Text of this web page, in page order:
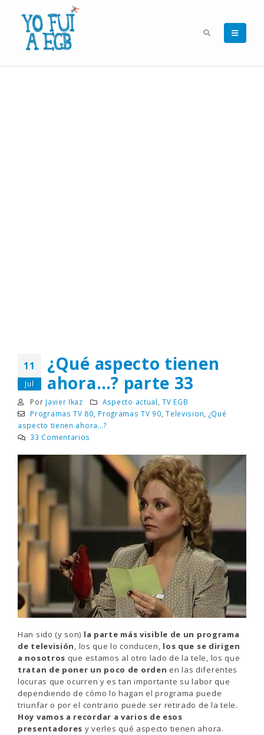
11
Jul
¿Qué aspecto tienen
ahora…? parte 33
Por Javier Ikaz Aspecto actual ,TV EGB
Programas TV 80 Programas TV 90 ,Television ¿Qué
aspecto tienen ahora…?
33 Comentarios
Han sido (y son) la parte más visible de un programa
de televisión, los que lo conducen, los que se dirigen
a nosotros que estamos al otro lado de la tele, los que
tratan de poner un poco de orden en las diferentes
locuras que ocurren y es tan importante su labor que
dependiendo de cómo lo hagan el programa puede
triunfar o por el contrario puede ser retirado de la tele.
Hoy vamos a recordar a varios de esos
presentadores y verles qué aspecto tienen ahora.